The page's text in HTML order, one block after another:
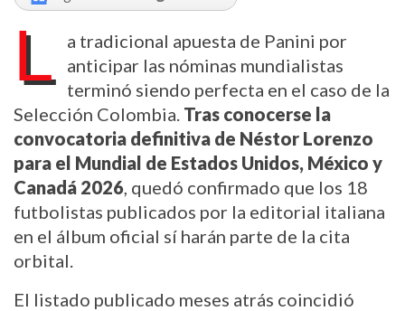
L
a tradicional apuesta de Panini por
anticipar las nóminas mundialistas
terminó siendo perfecta en el caso de la
Selección Colombia. Tras conocerse la
convocatoria definitiva de Néstor Lorenzo
para el Mundial de Estados Unidos, México y
Canadá 2026 , quedó confirmado que los 18
futbolistas publicados por la editorial italiana
en el álbum oficial sí harán parte de la cita
orbital.
El listado publicado meses atrás coincidió